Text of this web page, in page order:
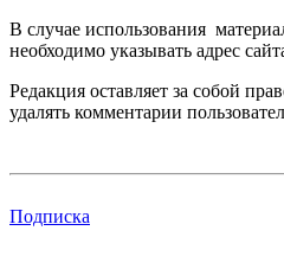
В случае использования
необходимо указывать адрес
Редакция оставляет за собой
удалять комментарии
Подписка